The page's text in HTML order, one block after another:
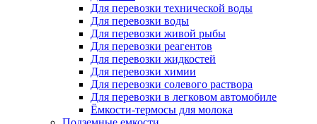
Для перевозки технической воды
Для перевозки воды
Для перевозки живой рыбы
Для перевозки реагентов
Для перевозки жидкостей
Для перевозки химии
Для перевозки солевого раствора
Для перевозки в легковом автомобиле
Ёмкости-термосы для молока